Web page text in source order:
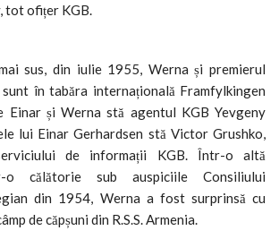
tot ofițer KGB.
sus, din iulie 1955, Werna și premierul
în tabăra internațională Framfylkingen
Einar și Werna stă agentul KGB Yevgeny
lui Einar Gerhardsen stă Victor Grushko,
de informații KGB. Într-o altă
o călătorie sub auspiciile Consiliului
din 1954, Werna a fost surprinsă cu
de căpșuni din R.S.S. Armenia.